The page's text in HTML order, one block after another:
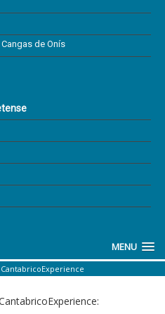
de Onís
MENU
CantabricoExperience